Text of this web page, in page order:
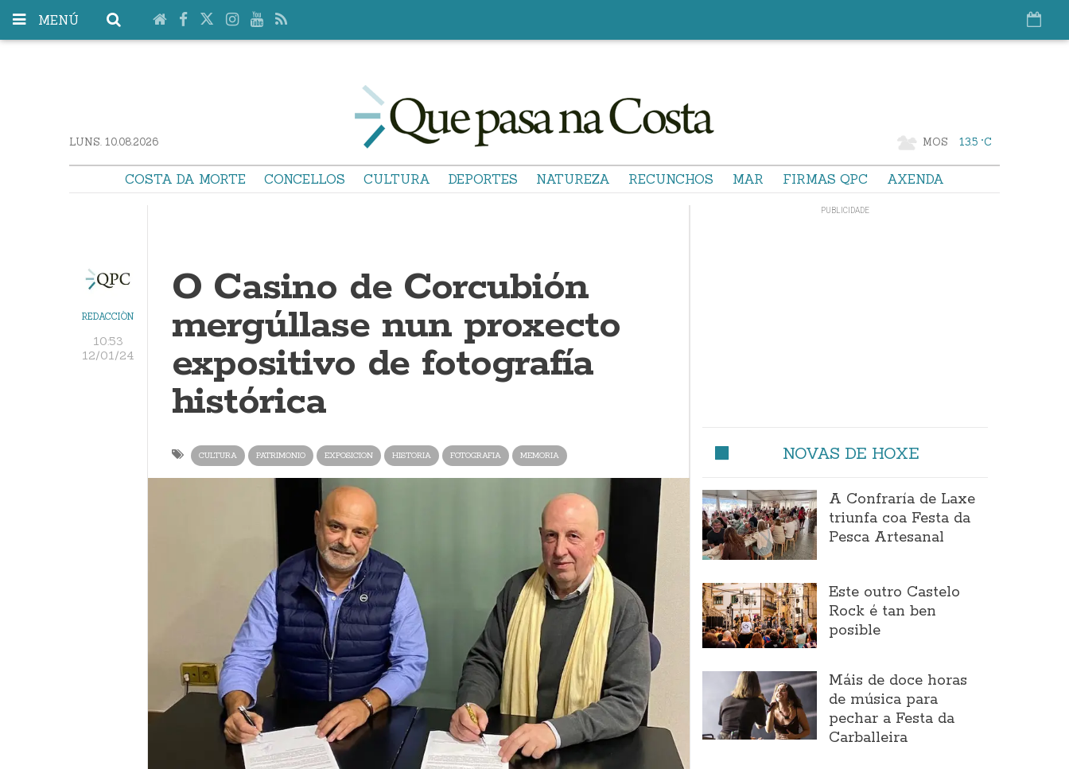
MENÚ
LUNS. 10.08.2026 MOS 13.5 °C
COSTA DA MORTE CONCELLOS CULTURA DEPORTES NATUREZA RECUNCHOS MAR FIRMAS QPC AXENDA
REDACCIÓN
10:53
12/01/24
O Casino de Corcubión
mergúllase nun proxecto
expositivo de fotografía
histórica
CULTURA PATRIMONIO EXPOSICION HISTORIA FOTOGRAFIA MEMORIA NOVAS DE HOXE
A Confraría de Laxe
triunfa coa Festa da
Pesca Artesanal
Este outro Castelo
Rock é tan ben
posible
Máis de doce horas
de música para
pechar a Festa da
Carballeira